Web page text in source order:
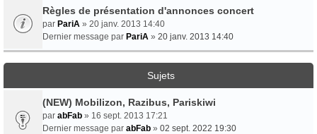
Règles de présentation d'annonces concert
par PariA » 20 janv. 2013 14:40
Dernier message par PariA » 20 janv. 2013 14:40
Sujets
(NEW) Mobilizon, Razibus, Pariskiwi
par abFab » 16 sept. 2013 17:21
Dernier message par abFab » 02 sept. 2022 19:30